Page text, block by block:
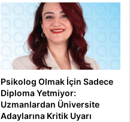
Psikolog Olmak İçin Sadece
Diploma Yetmiyor:
Uzmanlardan Üniversite
Adaylarına Kritik Uyarı